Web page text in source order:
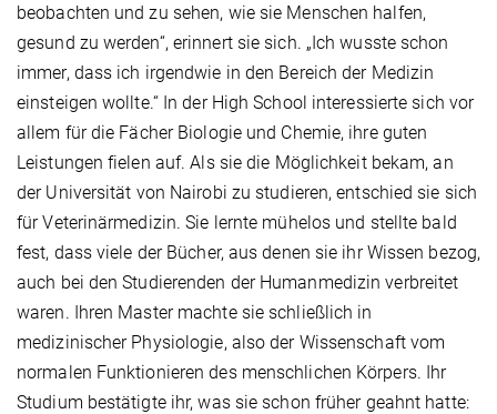
beobachten und zu sehen, wie sie Menschen halfen,
gesund zu werden“, erinnert sie sich. „Ich wusste schon
immer, dass ich irgendwie in den Bereich der Medizin
einsteigen wollte.“ In der High School interessierte sich vor
allem für die Fächer Biologie und Chemie, ihre guten
Leistungen fielen auf. Als sie die Möglichkeit bekam, an
der Universität von Nairobi zu studieren, entschied sie sich
für Veterinärmedizin. Sie lernte mühelos und stellte bald
fest, dass viele der Bücher, aus denen sie ihr Wissen bezog,
auch bei den Studierenden der Humanmedizin verbreitet
waren. Ihren Master machte sie schließlich in
medizinischer Physiologie, also der Wissenschaft vom
normalen Funktionieren des menschlichen Körpers. Ihr
Studium bestätigte ihr, was sie schon früher geahnt hatte: